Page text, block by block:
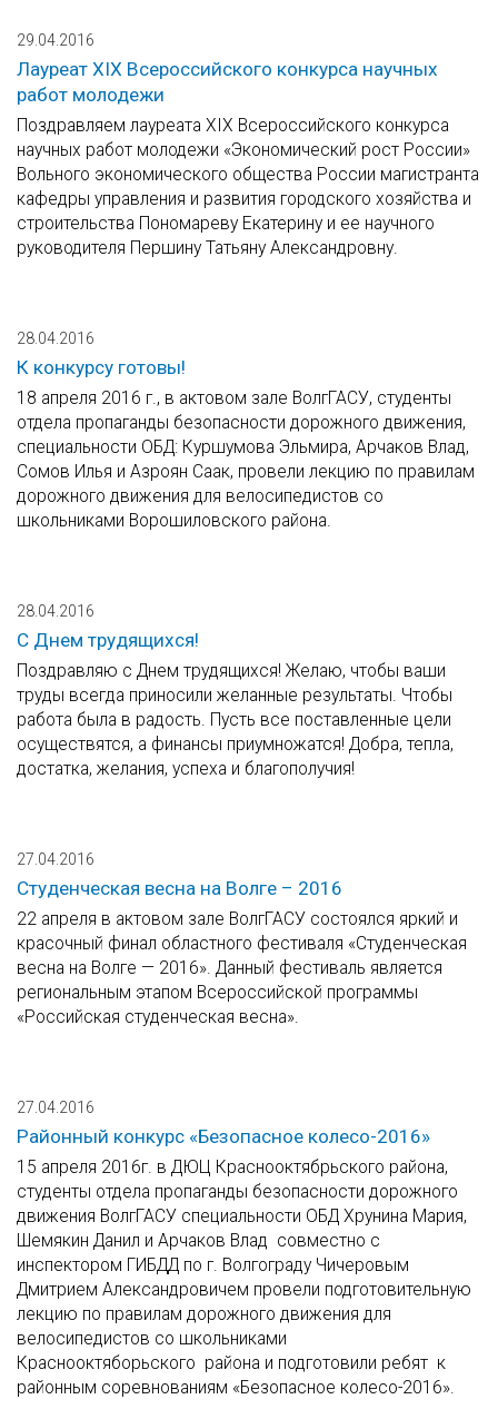
29.04.2016
Лауреат XIX Всероссийского конкурса научных
работ молодежи
Поздравляем лауреата XIX Всероссийского конкурса
научных работ молодежи «Экономический рост России»
Вольного экономического общества России магистранта
кафедры управления и развития городского хозяйства и
строительства Пономареву Екатерину и ее научного
руководителя Першину Татьяну Александровну.
28.04.2016
К конкурсу готовы!
18 апреля 2016 г., в актовом зале ВолгГАСУ, студенты
отдела пропаганды безопасности дорожного движения,
специальности ОБД: Куршумова Эльмира, Арчаков Влад,
Сомов Илья и Азроян Саак, провели лекцию по правилам
дорожного движения для велосипедистов со
школьниками Ворошиловского района.
28.04.2016
С Днем трудящихся!
Поздравляю с Днем трудящихся! Желаю, чтобы ваши
труды всегда приносили желанные результаты. Чтобы
работа была в радость. Пусть все поставленные цели
осуществятся, а финансы приумножатся! Добра, тепла,
достатка, желания, успеха и благополучия!
27.04.2016
Студенческая весна на Волге – 2016
22 апреля в актовом зале ВолгГАСУ состоялся яркий и
красочный финал областного фестиваля «Студенческая
весна на Волге — 2016». Данный фестиваль является
региональным этапом Всероссийской программы
«Российская студенческая весна».
27.04.2016
Районный конкурс «Безопасное колесо-2016»
15 апреля 2016г. в ДЮЦ Краснооктябрьского района,
студенты отдела пропаганды безопасности дорожного
движения ВолгГАСУ специальности ОБД Хрунина Мария,
Шемякин Данил и Арчаков Влад совместно с
инспектором ГИБДД по г. Волгограду Чичеровым
Дмитрием Александровичем провели подготовительную
лекцию по правилам дорожного движения для
велосипедистов со школьниками
Краснооктяборьского района и подготовили ребят к
районным соревнованиям «Безопасное колесо-2016».